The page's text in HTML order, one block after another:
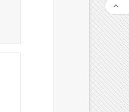
